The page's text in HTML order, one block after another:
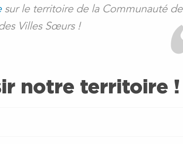
sur le territoire de la Communauté de
Villes Sœurs !
notre territoire !